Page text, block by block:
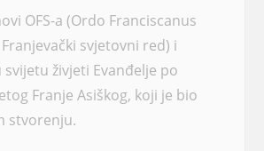
OFS-a (Ordo Franciscanus
svjetovni red) i
živjeti Evanđelje po
Franje Asiškog, koji je bio
stvorenju.